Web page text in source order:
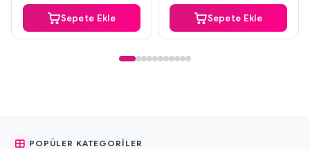
Sepete Ekle Sepete Ekle
POPÜLER KATEGORILER